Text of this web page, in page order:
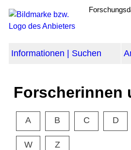
Informationen | Suchen
Forscherinnen
A B C D
W Z